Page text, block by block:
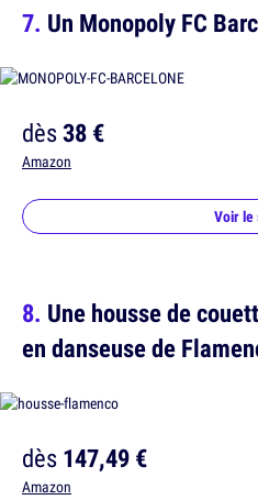
Un Monopoly FC
dès38 €
Amazon
Voir le
Une housse de
en danseuse de
dès147,49 €
Amazon